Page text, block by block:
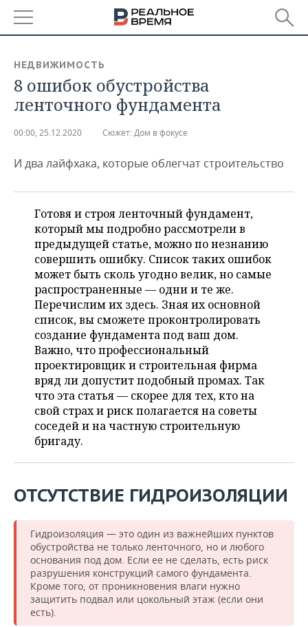
БАШКОРТОСТАН
ТАТАРСТАН
НОВОСТИ
АНАЛИТИКА
КОРОЛИ ГОСЗАКАЗА ПФО
ВУЗЫ ТАТАРСТАНА
КОМУ ПРИНАДЛЕЖАТ
ТОРГОВЫЕ ЦЕНТРЫ
ТАТАРСТАНА
ФИНАНСЫ
БАНКИ
БЮДЖЕТ
ИНВЕСТИЦИИ
НОВОСТИ
ПРОМЫШЛЕННОСТИ
АГРОПРОМ
МАШИНОСТРОЕНИЕ
НЕФТЕХИМИЯ
НЕФТЬ
ОПК
ЭНЕРГЕТИКА
НЕДВИЖИМОСТЬ
НОВОСТИ НЕДВИЖИМОСТИ
АВТО
НОВОСТИ АВТО
БИЗНЕС
НОВОСТИ БИЗНЕСА
РОЗНИЧНАЯ ТОРГОВЛЯ
ТРАНСПОРТ
УСЛУГИ
ТЕХНОЛОГИИ
НОВОСТИ ТЕХНОЛОГИЙ
МЕДИА
ТЕЛЕКОММУНИКАЦИИ
МЕРОПРИЯТИЯ
НОВОСТИ МЕРОПРИЯТИЙ
ВЫЕЗДНАЯ РЕДАКЦИЯ
БИЗНЕС-БРАНЧИ
ONLINE-КОНФЕРЕНЦИИ
ОТКРЫТАЯ ЛЕКЦИЯ
СПОРТ
НОВОСТИ СПОРТА
ФУТБОЛ
ХОККЕЙ
БАСКЕТБОЛ
ВОЛЕЙБОЛ
КИБЕРСПОРТ
ФИГУРНОЕ КАТАНИЕ
ВОДНЫЕ ВИДЫ СПОРТА
ОБЩЕСТВО
НОВОСТИ ОБЩЕСТВА
ВЛАСТЬ
ИНФРАСТРУКТУРА
ИСТОРИЯ
КУЛЬТУРА
МЕДИЦИНА
ОБРАЗОВАНИЕ
ФОТОГАЛЕРЕЯ
СЮЖЕТЫ
СПРАВОЧНИК
СПИСОК ПЕРСОН
СПИСОК КОМПАНИЙ
ПОЛНАЯ ВЕРСИЯ
НЕДВИЖИМОСТЬ
8 ошибок обустройства
ленточного фундамента
00:00, 25.12.2020 Сюжет: Дом в фокусе
И два лайфхака, которые облегчат строительство
Готовя и строя ленточный фундамент,
который мы подробно рассмотрели в
предыдущей статье, можно по незнанию
совершить ошибку. Список таких ошибок
может быть сколь угодно велик, но самые
распространенные — одни и те же.
Перечислим их здесь. Зная их основной
список, вы сможете проконтролировать
создание фундамента под ваш дом.
Важно, что профессиональный
проектировщик и строительная фирма
вряд ли допустит подобный промах. Так
что эта статья — скорее для тех, кто на
свой страх и риск полагается на советы
соседей и на частную строительную
бригаду.
ОТСУТСТВИЕ ГИДРОИЗОЛЯЦИИ
Гидроизоляция — это один из важнейших пунктов
обустройства не только ленточного, но и любого
основания под дом. Если ее не сделать, есть риск
разрушения конструкций самого фундамента.
Кроме того, от проникновения влаги нужно
защитить подвал или цокольный этаж (если они
есть).